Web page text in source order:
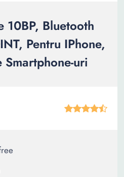
10BP, Bluetooth
Pentru IPhone,
Smartphone-uri